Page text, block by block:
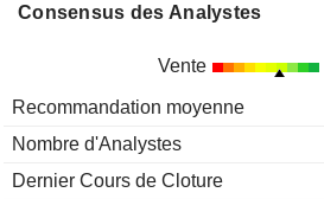
Consensus des Analystes
Vente
Recommandation moyenne
Nombre d'Analystes
Dernier Cours de Cloture